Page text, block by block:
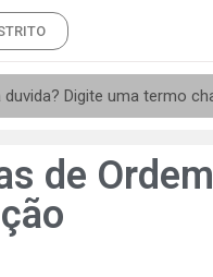
de Ordem